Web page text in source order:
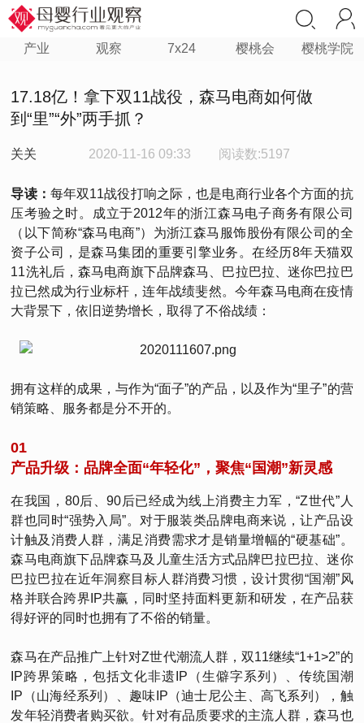
产业 观察 7x24 樱桃会 樱桃学院
17.18亿！拿下双11战役，森马电商如何做
到“里”“外”两手抓？
关关 2020-11-16 09:33 阅读数:5197
导读： 每年双11战役打响之际，也是电商行业各个方面的抗
压考验之时。成立于2012年的浙江森马电子商务有限公司
（以下简称“森马电商”）为浙江森马服饰股份有限公司的全
资子公司，是森马集团的重要引擎业务。在经历8年天猫双
11洗礼后，森马电商旗下品牌森马、巴拉巴拉、迷你巴拉巴
拉已然成为行业标杆，连年战绩斐然。今年森马电商在疫情
大背景下，依旧逆势增长，取得了不俗战绩：
拥有这样的成果，与作为“面子”的产品，以及作为“里子”的营
销策略、服务都是分不开的。
01
产品升级：品牌全面“年轻化”，聚焦“国潮”新灵感
在我国，80后、90后已经成为线上消费主力军，“Z世代”人
群也同时“强势入局”。对于服装类品牌电商来说，让产品设
计触及消费人群，满足消费需求才是销量增幅的“硬基础”。
森马电商旗下品牌森马及儿童生活方式品牌巴拉巴拉、迷你
巴拉巴拉在近年洞察目标人群消费习惯，设计贯彻“国潮”风
格并联合跨界IP共赢，同时坚持面料更新和研发，在产品获
得好评的同时也拥有了不俗的销量。
森马在产品推广上针对Z世代潮流人群，双11继续“1+1>2”的
IP跨界策略，包括文化非遗IP（生僻字系列）、传统国潮
IP（山海经系列）、趣味IP（迪士尼公主、高飞系列），触
发年轻消费者购买欲。针对有品质要求的主流人群，森马也